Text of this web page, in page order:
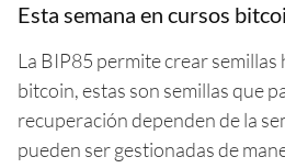
Esta semana en cursos
La BIP85 permite crear semillas
bitcoin, estas son semillas que
recuperación dependen de la
pueden ser gestionadas de